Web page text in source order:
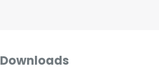
Downloads